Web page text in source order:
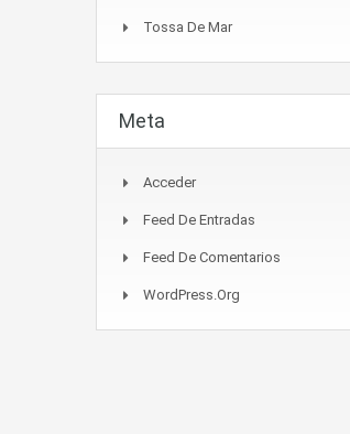
Tossa De Mar
Meta
Acceder
Feed De Entradas
Feed De Comentarios
WordPress.org